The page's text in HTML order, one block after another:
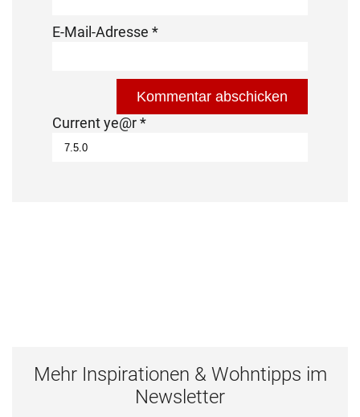
E-Mail-Adresse *
Current ye@r*
Mehr Inspirationen & Wohntipps im
Newsletter